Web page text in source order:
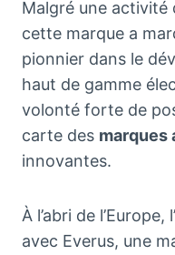
Malgré une activité
cette marque a
pionnier dans le
haut de gamme
volonté forte de
carte des marques
innovantes.
À l’abri de
avec Everus, une